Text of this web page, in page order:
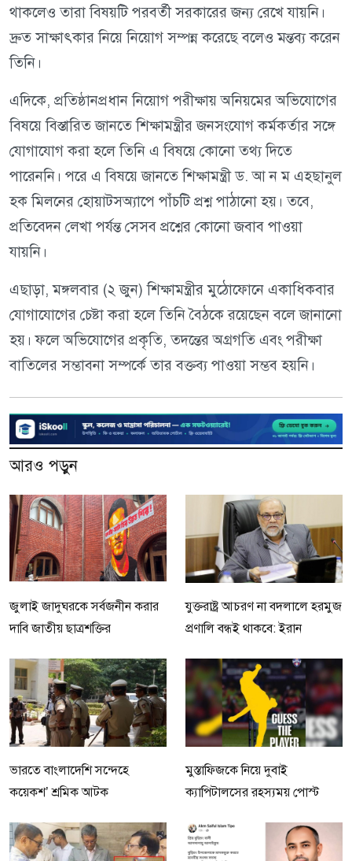
থাকলেও তারা বিষয়টি পরবর্তী সরকারের জন্য রেখে যায়নি।
দ্রুত সাক্ষাৎকার নিয়ে নিয়োগ সম্পন্ন করেছে বলেও মন্তব্য করেন
তিনি।
এদিকে, প্রতিষ্ঠানপ্রধান নিয়োগ পরীক্ষায় অনিয়মের অভিযোগের
বিষয়ে বিস্তারিত জানতে শিক্ষামন্ত্রীর জনসংযোগ কর্মকর্তার সঙ্গে
যোগাযোগ করা হলে তিনি এ বিষয়ে কোনো তথ্য দিতে
পারেননি। পরে এ বিষয়ে জানতে শিক্ষামন্ত্রী ড. আ ন ম এহছানুল
হক মিলনের হোয়াটসঅ্যাপে পাঁচটি প্রশ্ন পাঠানো হয়। তবে,
প্রতিবেদন লেখা পর্যন্ত সেসব প্রশ্নের কোনো জবাব পাওয়া
যায়নি।
এছাড়া, মঙ্গলবার (২ জুন) শিক্ষামন্ত্রীর মুঠোফোনে একাধিকবার
যোগাযোগের চেষ্টা করা হলে তিনি বৈঠকে রয়েছেন বলে জানানো
হয়। ফলে অভিযোগের প্রকৃতি, তদন্তের অগ্রগতি এবং পরীক্ষা
বাতিলের সম্ভাবনা সম্পর্কে তার বক্তব্য পাওয়া সম্ভব হয়নি।
আরও পড়ুন
জুলাই জাদুঘরকে সর্বজনীন করার
দাবি জাতীয় ছাত্রশক্তির
যুক্তরাষ্ট্র আচরণ না বদলালে হরমুজ
প্রণালি বন্ধই থাকবে: ইরান
ভারতে বাংলাদেশি সন্দেহে
কয়েকশ’ শ্রমিক আটক
মুস্তাফিজকে নিয়ে দুবাই
ক্যাপিটালসের রহস্যময় পোস্ট